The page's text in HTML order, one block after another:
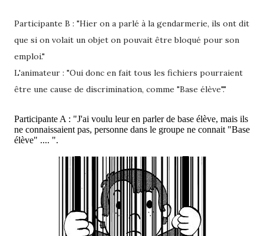
Participante B : "Hier on a parlé à la gendarmerie, ils ont dit
que si on volait un objet on pouvait être bloqué pour son
emploi."
L'animateur : "Oui donc en fait tous les fichiers pourraient
être une cause de discrimination, comme "Base élève"."
Participante A : "J'ai voulu leur en parler de base élève, mais ils
ne connaissaient pas, personne dans le groupe ne connait "Base
élève" .... ".